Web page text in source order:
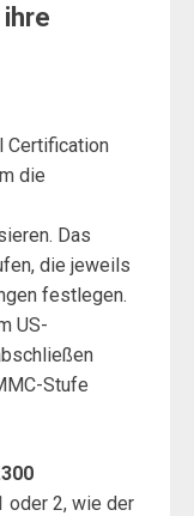
Certification
die
Das
die jeweils
festlegen.
US-
Stufe
oder 2, wie der